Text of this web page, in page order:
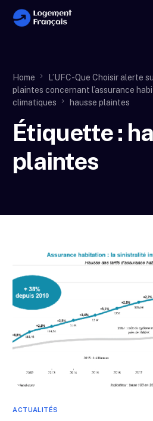
Home
L’UFC-Que Choisir alerte
plaintes concernant l’assurance
climatiques
hausse plaintes
Étiquette :
plaintes
ACTUALITÉS